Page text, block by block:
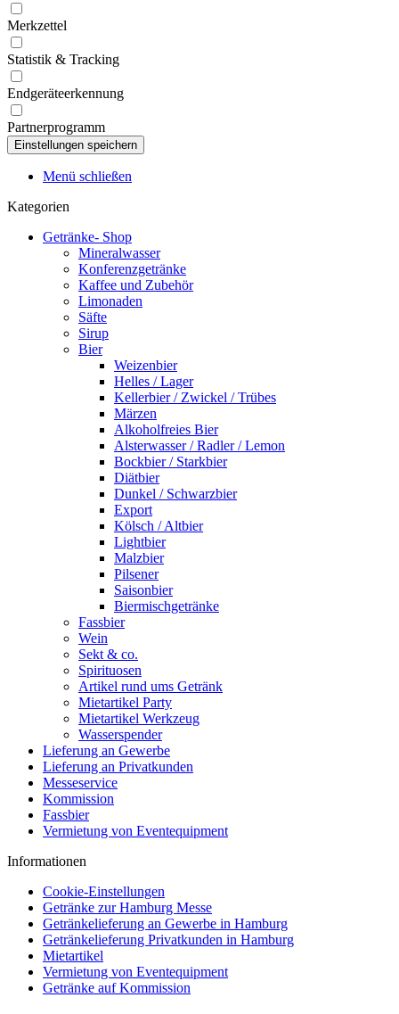
Merkzettel
Statistik & Tracking
Endgeräteerkennung
Partnerprogramm
Menü schließen
Kategorien
Getränke- Shop
Mineralwasser
Konferenzgetränke
Kaffee und Zubehör
Limonaden
Säfte
Sirup
Bier
Weizenbier
Helles / Lager
Kellerbier / Zwickel / Trübes
Märzen
Alkoholfreies Bier
Alsterwasser / Radler / Lemon
Bockbier / Starkbier
Diätbier
Dunkel / Schwarzbier
Export
Kölsch / Altbier
Lightbier
Malzbier
Pilsener
Saisonbier
Biermischgetränke
Fassbier
Wein
Sekt & co.
Spirituosen
Artikel rund ums Getränk
Mietartikel Party
Mietartikel Werkzeug
Wasserspender
Lieferung an Gewerbe
Lieferung an Privatkunden
Messeservice
Kommission
Fassbier
Vermietung von Eventequipment
Informationen
Cookie-Einstellungen
Getränke zur Hamburg Messe
Getränkelieferung an Gewerbe in Hamburg
Getränkelieferung Privatkunden in Hamburg
Mietartikel
Vermietung von Eventequipment
Getränke auf Kommission